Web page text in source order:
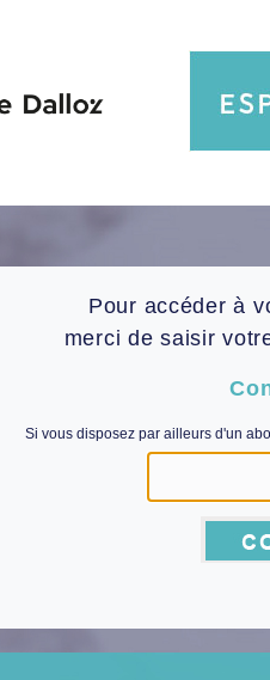
Pour accéder à
merci de saisir
Si vous disposez par ailleurs d'un